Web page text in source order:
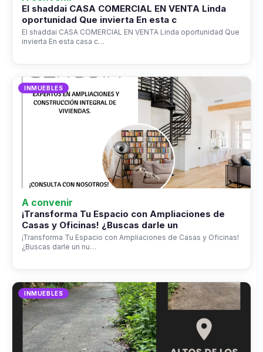
El shaddai CASA COMERCIAL EN VENTA Linda
oportunidad Que invierta En esta c
El shaddai CASA COMERCIAL EN VENTA Linda oportunidad Que
invierta En esta casa c…
INMUEBLES
A convenir
¡Transforma Tu Espacio con Ampliaciones de
Casas y Oficinas! ¿Buscas darle un
¡Transforma Tu Espacio con Ampliaciones de Casas y Oficinas!
¿Buscas darle un nu…
INMUEBLES